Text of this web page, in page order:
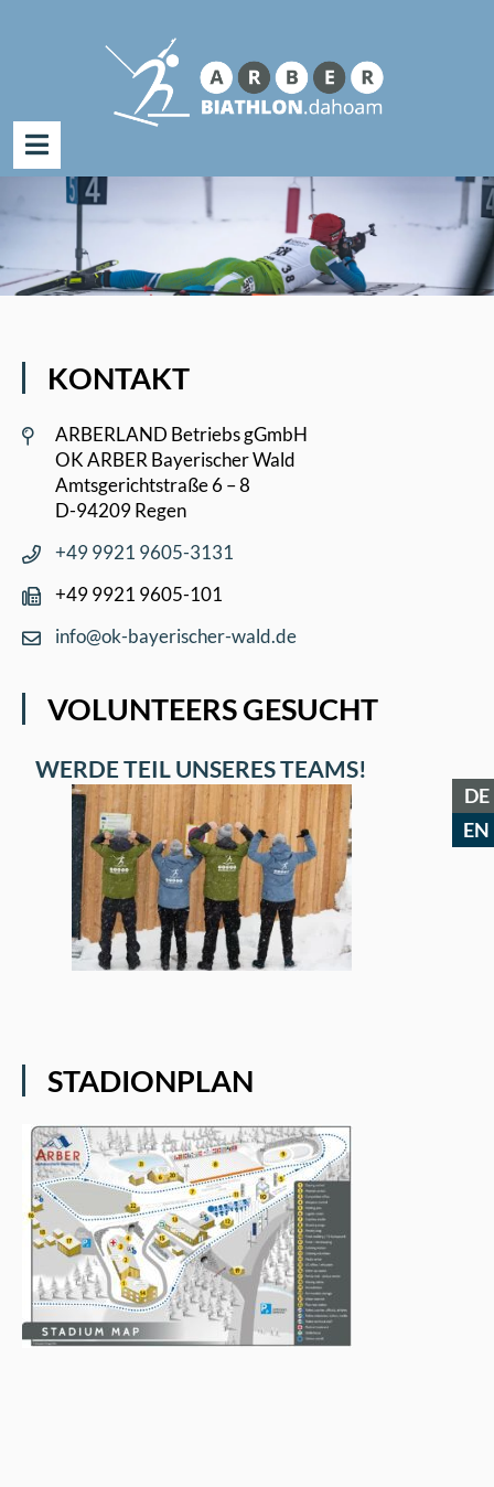
DE
EN
Inhalt
springen
nach:
KONTAKT
ARBERLAND Betriebs gGmbH
OK ARBER Bayerischer Wald
Amtsgerichtstraße 6 – 8
D-94209 Regen
+49 9921 9605-3131
+49 9921 9605-101
info@ok-bayerischer-wald.de
VOLUNTEERS GESUCHT
WERDE TEIL UNSERES TEAMS!
STADIONPLAN